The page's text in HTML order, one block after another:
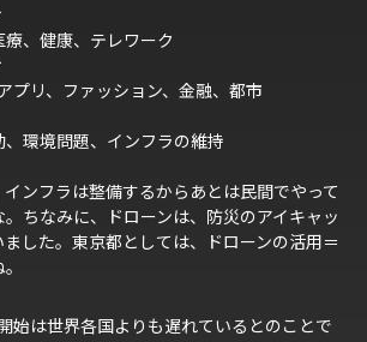
、健康、テレワーク
プリ、ファッション、金融、都市
環境問題、インフラの維持
ンフラは整備するからあとは民間でやって
ちなみに、ドローンは、防災のアイキャッ
した。東京都としては、ドローンの活用＝
始は世界各国よりも遅れているとのことで